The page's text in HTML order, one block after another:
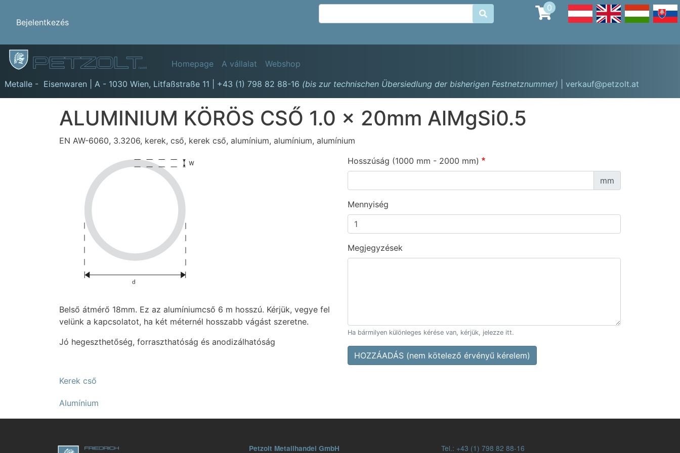
Ugrás
Benutzermenü
Bejelentkezés

0
GmbH Hauptnavigation
Homepage A vállalat
Webshop
Metalle - Eisenwaren | A - 1030 Wien, Litfaßstraße 11 +43 (1) 798 82 88-16 (bis zur technischen Übersiedlung der bisherigen Festnetznummer) | verkauf@petzolt.at
ALUMINIUM KÖRÖS CSŐ 1.0 x 20mm AlMgSi0.5
EN AW-6060, 3.3206, kerek, cső, kerek cső, alumínium, alumínium, alumínium
Belső átmérő 18mm. Ez az alumíniumcső 6 m hosszú. Kérjük, vegye fel
velünk a kapcsolatot, ha két méternél hosszabb vágást szeretne.
Jó hegeszthetőség, forraszthatóság és anodizálhatóság
Hosszúság (1000 mm - 2000 mm)
mm
Mennyiség
Megjegyzések
Ha bármilyen különleges kérése van, kérjük, jelezze itt.
HOZZÁADÁS (nem kötelező érvényű kérelem)
Kerek cső
Alumínium
Petzolt Metallhandel GmbH Tel.: +43 (1) 798 82 88-16